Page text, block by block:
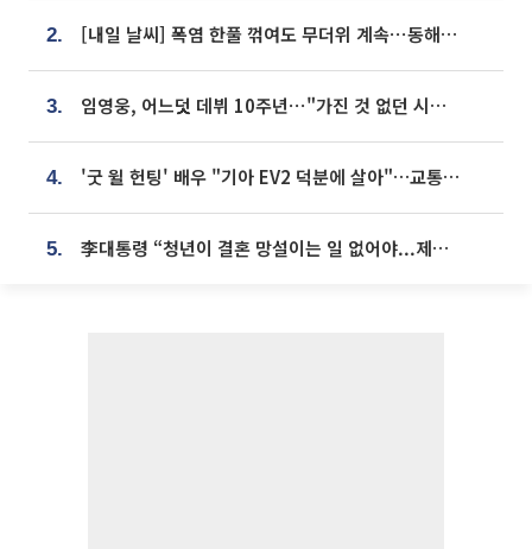
2. [내일 날씨] 폭염 한풀 꺾여도 무더위 계속⋯동해안 이틀 연속 비
3. 임영웅, 어느덧 데뷔 10주년⋯"가진 것 없던 시절, 내 앞엔 20명의 팬뿐"
4. '굿 윌 헌팅' 배우 "기아 EV2 덕분에 살아"…교통사고 후 안전성 극찬
5. 李대통령 “청년이 결혼 망설이는 일 없어야...제도상 불이익 조사”